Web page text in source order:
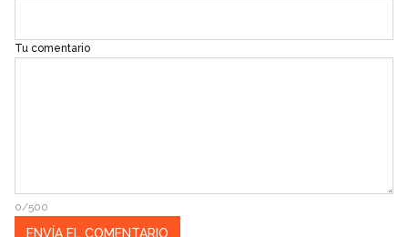
Tu comentario
0/500